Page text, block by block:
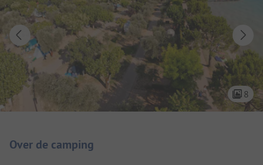
8
Over de camping